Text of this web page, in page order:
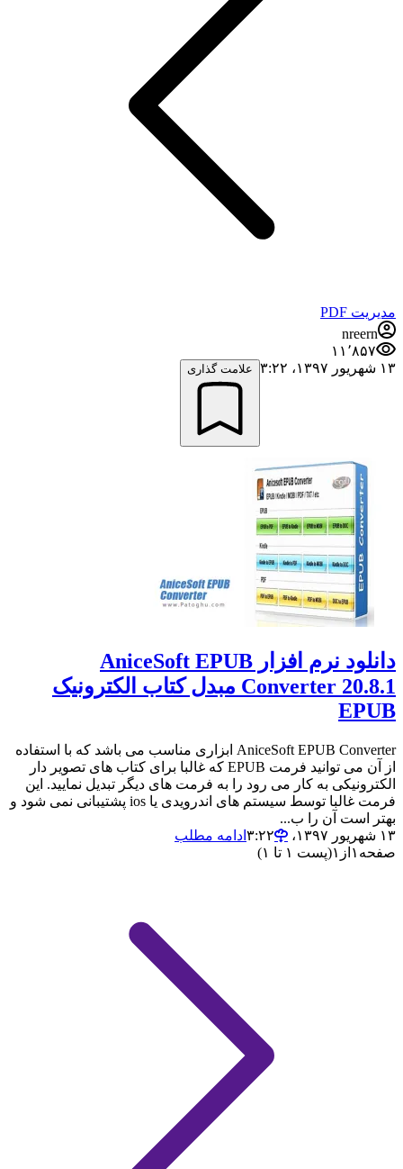
مدیریت PDF
nreern
۱۱٬۸۵۷
۱۳ شهریور ۱۳۹۷،‏ ۳:۲۲
علامت گذاری
دانلود نرم افزار AniceSoft EPUB
Converter 20.8.1 مبدل کتاب الکترونیک
EPUB
AniceSoft EPUB Converter ابزاری مناسب می باشد که با استفاده
از آن می توانید فرمت EPUB که غالبا برای کتاب های تصویر دار
الکترونیکی به کار می رود را به فرمت های دیگر تبدیل نمایید. این
فرمت غالبا توسط سیستم های اندرویدی یا ios پشتیبانی نمی شود و
بهتر است آن را ب...
۱۳ شهریور ۱۳۹۷،‏ ۳:۲۲
ادامه مطلب
صفحه ۱ از ۱(پست ۱ تا ۱)